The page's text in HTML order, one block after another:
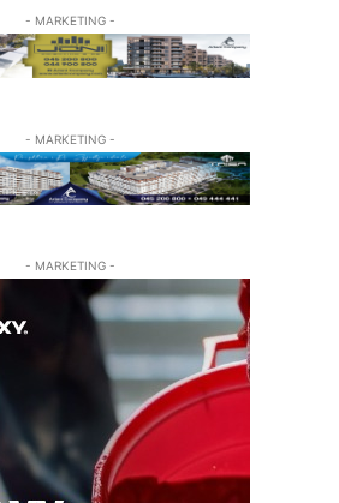
- MARKETING -
- MARKETING -
- MARKETING -